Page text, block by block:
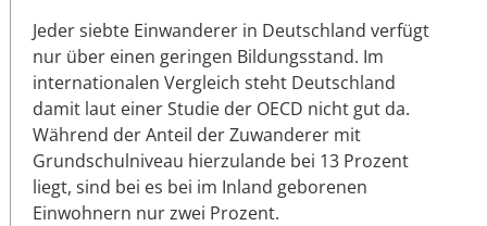
Jeder siebte Einwanderer in Deutschland verfügt
nur über einen geringen Bildungsstand. Im
internationalen Vergleich steht Deutschland
damit laut einer Studie der OECD nicht gut da.
Während der Anteil der Zuwanderer mit
Grundschulniveau hierzulande bei 13 Prozent
liegt, sind bei es bei im Inland geborenen
Einwohnern nur zwei Prozent.